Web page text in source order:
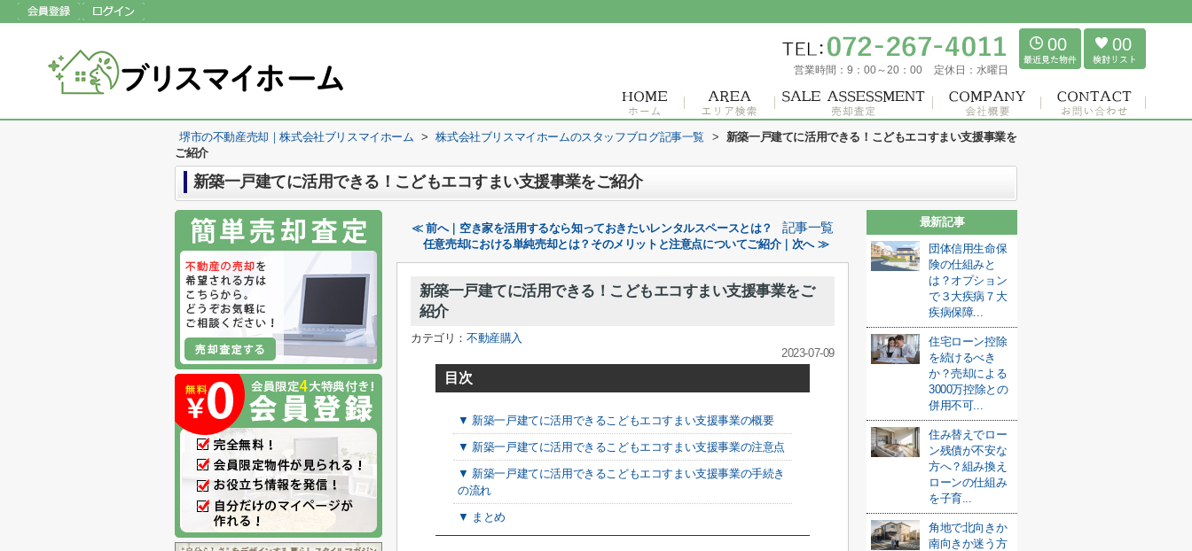
営業時間： 9：00～20：00 定休日： 水曜日
00 00
堺市の不動産売却｜株式会社ブリスマイホーム > 株式会社ブリスマイホームのスタッフブログ記事一覧 > 新築一戸建てに活用できる！こどもエコすまい支援事業を
ご紹介
新築一戸建てに活用できる！こどもエコすまい支援事業をご紹介
≪ 前へ｜空き家を活用するなら知っておきたいレンタルスペースとは？ 記事一覧
任意売却における単純売却とは？そのメリットと注意点についてご紹介｜次へ ≫
新築一戸建てに活用できる！こどもエコすまい支援事業をご
紹介
カテゴリ：不動産購入
2023-07-09
目次
▼ 新築一戸建てに活用できるこどもエコすまい支援事業の概要
▼ 新築一戸建てに活用できるこどもエコすまい支援事業の注意点
▼ 新築一戸建てに活用できるこどもエコすまい支援事業の手続き
の流れ
▼ まとめ
最新記事
団体信用生命保
険の仕組みと
は？オプション
で３大疾病７大
疾病保障...
住宅ローン控除
を続けるべき
か？売却による
3000万控除との
併用不可...
住み替えでロー
ン残債が不安な
方へ？組み換え
ローンの仕組み
を子育...
角地で北向きか
南向きか迷う方